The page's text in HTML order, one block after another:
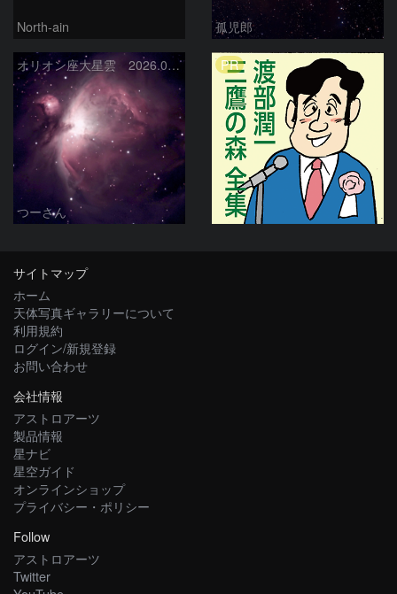
North-ain 孤児郎
オリオン座大星雲 2026.01.13
つーさん
PR
サイトマップ
ホーム
天体写真ギャラリーについて
利用規約
ログイン/新規登録
お問い合わせ
会社情報
アストロアーツ
製品情報
星ナビ
星空ガイド
オンラインショップ
プライバシー・ポリシー
Follow
アストロアーツ
Twitter